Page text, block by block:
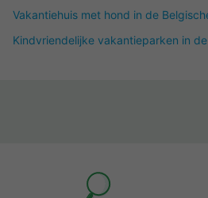
Vakantiehuis met hond in de
Kindvriendelijke vakantieparken in